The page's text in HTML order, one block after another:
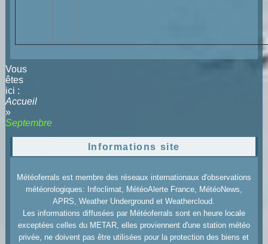
Vous
êtes
ici :
Accueil
»
Septembre
Informations site
Météoferrals est membre des réseaux internationaux d'observations
météorologiques: Infoclimat, MétéoAlerte France, MétéoNews,
APRS, Weather Underground et Weathercloud.
Les informations diffusées par Météoferrals sont en heure locale
exceptées celles du METAR, elles proviennent d'une station météo
privée, ne doivent pas être utilisées pour la protection des biens et